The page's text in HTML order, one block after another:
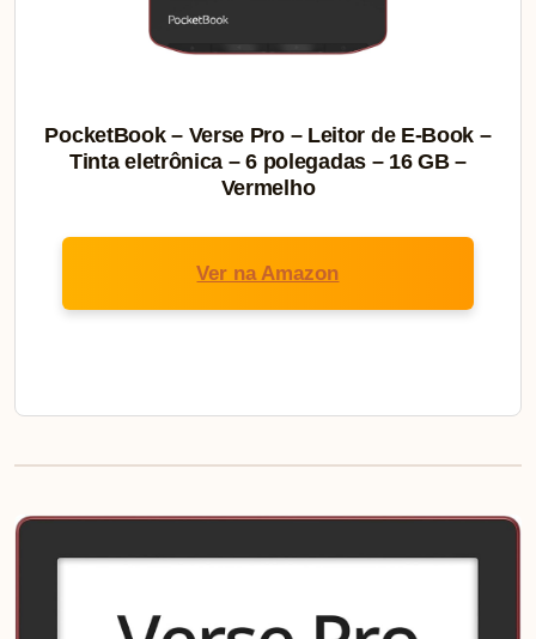
PocketBook – Verse Pro – Leitor de E-Book –
Tinta eletrônica – 6 polegadas – 16 GB –
Vermelho
Ver na Amazon